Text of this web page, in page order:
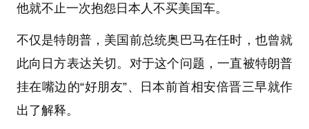
他就不止一次抱怨日本人不买美国车。
不仅是特朗普，美国前总统奥巴马在任时，也曾就
此向日方表达关切。对于这个问题，一直被特朗普
挂在嘴边的“好朋友”、日本前首相安倍晋三早就作
出了解释。